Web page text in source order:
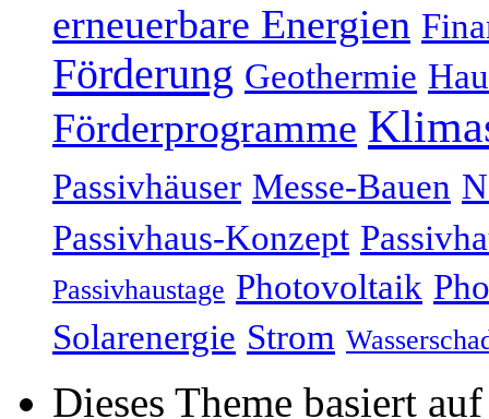
erneuerbare Energien
Förderung Geothermie
Förderprogramme
Passivhäuser Messe-Bauen
Passivhaus-Konzept
Passivhaustage Photovoltaik
Solarenergie Strom
Dieses Theme basiert